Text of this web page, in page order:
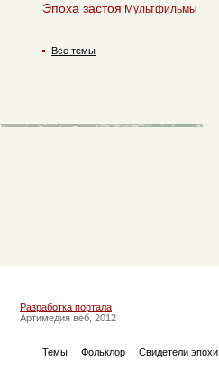
Эпоха застоя Мультфильмы
Все темы
Разработка портала
Артимедия веб, 2012
Темы Фольклор Свидетели эпохи